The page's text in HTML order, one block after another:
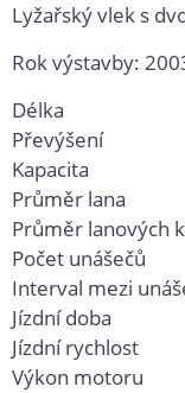
Lyžařský vlek s
Rok výstavby:
Délka
Převýšení
Kapacita
Průměr
Průměr lanových
Počet
Interval mezi
Jízdní doba
Jízdní
Výkon